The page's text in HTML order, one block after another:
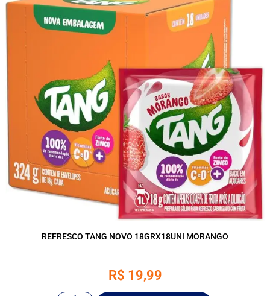
REFRESCO TANG NOVO 18GRX18UNI MORANGO
R$ 19,99